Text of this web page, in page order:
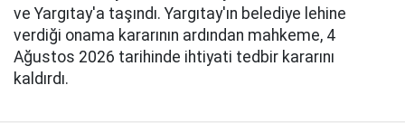
ve Yargıtay'a taşındı. Yargıtay'ın belediye lehine
verdiği onama kararının ardından mahkeme, 4
Ağustos 2026 tarihinde ihtiyati tedbir kararını
kaldırdı.